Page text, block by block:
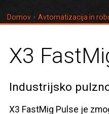
Domov Avtomatizacija in
X3
Industrijsko
X3 FastMig Pulse je